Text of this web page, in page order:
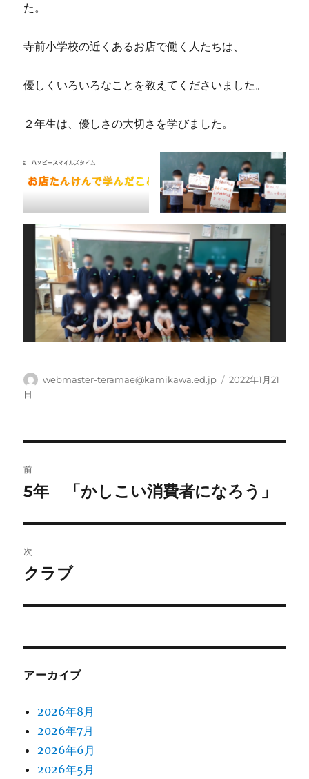
た。
寺前小学校の近くあるお店で働く人たちは、
優しくいろいろなことを教えてくださいました。
２年生は、優しさの大切さを学びました。
投
webmaster-teramae@kamikawa.ed.jp
投
2022年1月21
日
稿
ビ
ゲ
ー
前
前
投
稿:
5年 「かしこい消費者になろう」
次
次
投
クラブ
アーカイブ
2026年8月
2026年7月
2026年6月
2026年5月